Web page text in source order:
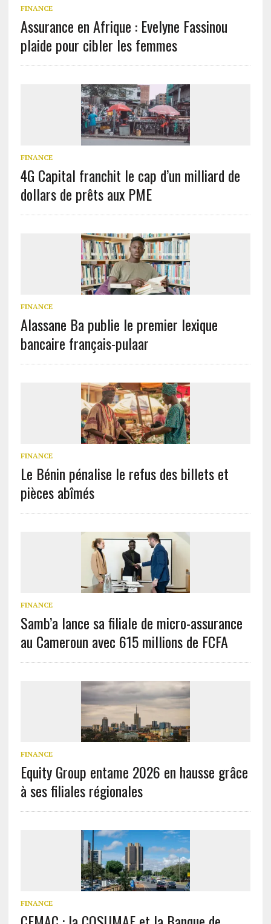
FINANCE
Assurance en Afrique : Evelyne Fassinou
plaide pour cibler les femmes
FINANCE
4G Capital franchit le cap d’un milliard de
dollars de prêts aux PME
FINANCE
Alassane Ba publie le premier lexique
bancaire français-pulaar
FINANCE
Le Bénin pénalise le refus des billets et
pièces abîmés
FINANCE
Samb’a lance sa filiale de micro-assurance
au Cameroun avec 615 millions de FCFA
FINANCE
Equity Group entame 2026 en hausse grâce
à ses filiales régionales
FINANCE